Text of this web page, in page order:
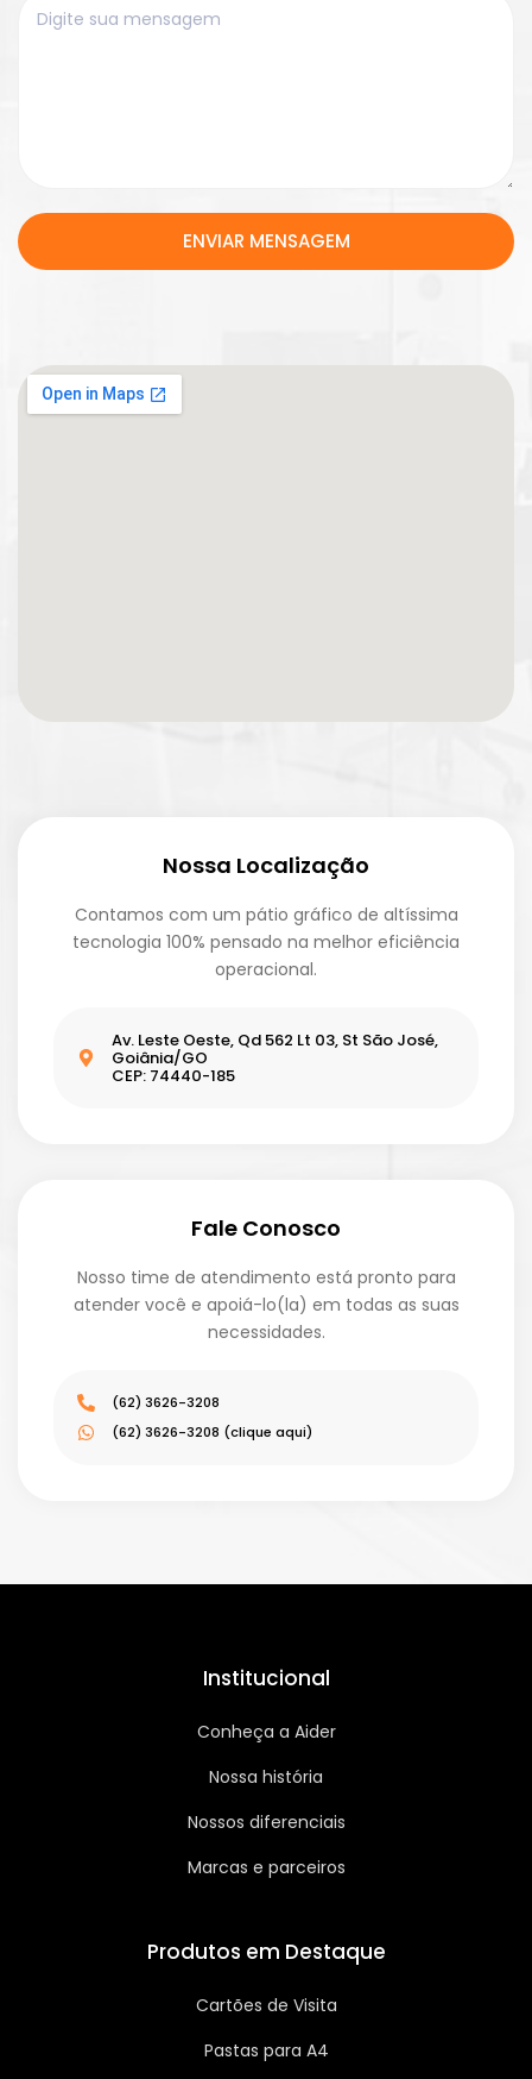
ENVIAR MENSAGEM
Nossa Localização
Contamos com um pátio gráfico de altíssima
tecnologia 100% pensado na melhor eficiência
operacional.
Av. Leste Oeste, Qd 562 Lt 03, St São José,
Goiânia/GO
CEP: 74440-185
Fale Conosco
Nosso time de atendimento está pronto para
atender você e apoiá-lo(la) em todas as suas
necessidades.
(62) 3626-3208
(62) 3626-3208 (clique aqui)
Institucional
Conheça a Aider
Nossa história
Nossos diferenciais
Marcas e parceiros
Produtos em Destaque
Cartões de Visita
Pastas para A4